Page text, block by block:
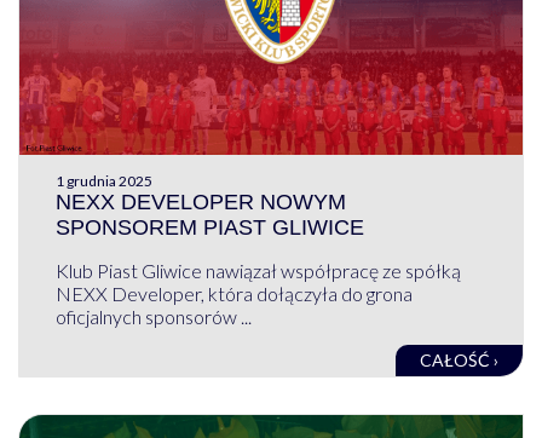
1 grudnia 2025
NEXX DEVELOPER NOWYM
SPONSOREM PIAST GLIWICE
Klub Piast Gliwice nawiązał współpracę ze spółką
NEXX Developer, która dołączyła do grona
oficjalnych sponsorów ...
CAŁOŚĆ ›